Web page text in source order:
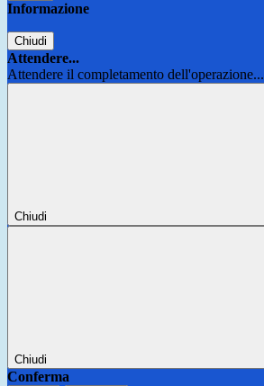
Informazione
Chiudi
Attendere...
Attendere il completamento dell'operazione...
Chiudi
Chiudi
Conferma